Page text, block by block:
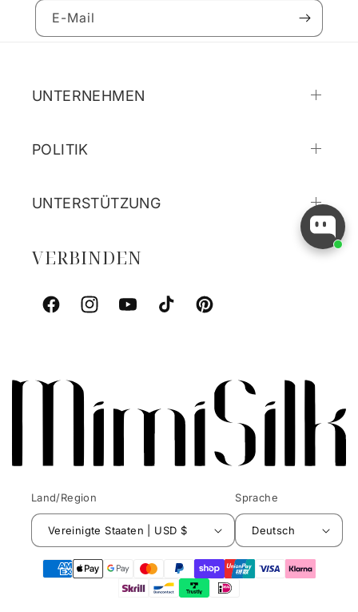
E-Mail
UNTERNEHMEN
POLITIK
UNTERSTÜTZUNG
VERBINDEN
FacebookInstagramYouTubeTikTokPinterest
Land/Region
Vereinigte Staaten | USD $
Sprache
Deutsch